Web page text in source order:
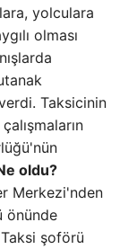
yolculara
olması
Taksicinin
oldu?
Merkezi'nden
önünde
şoförü